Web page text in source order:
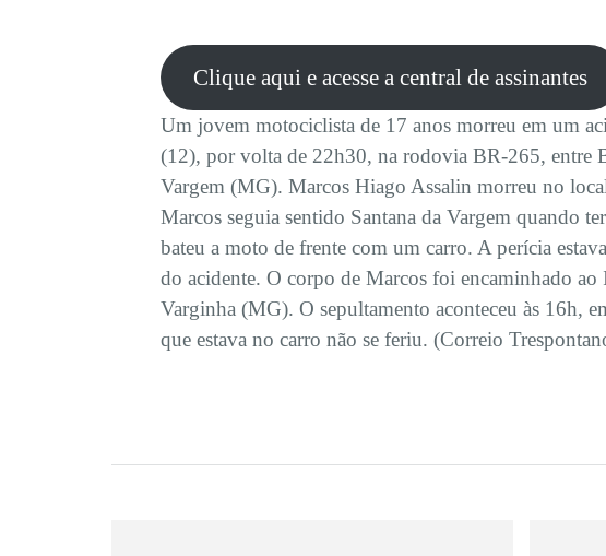
Clique aqui e acesse a central de assinantes
Um jovem motociclista de 17 anos morreu em um
(12), por volta de 22h30, na rodovia BR-265, entre
Vargem (MG). Marcos Hiago Assalin morreu no
Marcos seguia sentido Santana da Vargem quando
bateu a moto de frente com um carro. A perícia
do acidente. O corpo de Marcos foi encaminhado
Varginha (MG). O sepultamento aconteceu às 16h,
que estava no carro não se feriu. (Correio